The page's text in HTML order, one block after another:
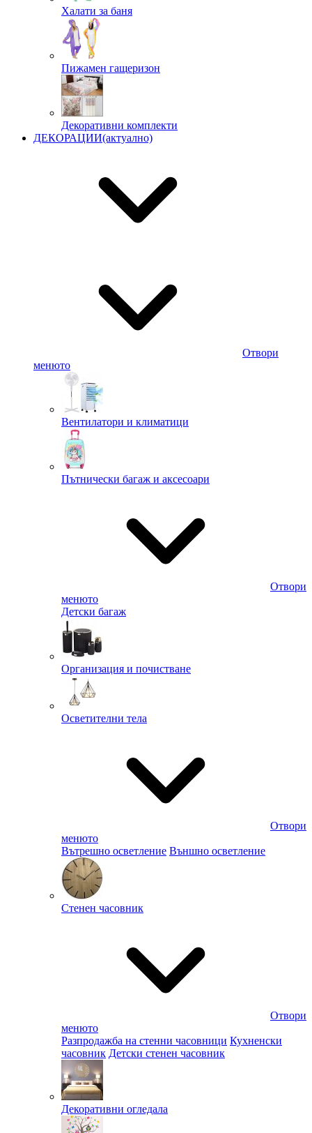
Халати за баня
Пижамен гащеризон
Декоративни комплекти
ДЕКОРАЦИИ(актуално)
Отвори
менюто
Вентилатори и климатици
Пътнически багаж и аксесоари
Отвори
менюто
Детски багаж
Организация и почистване
Осветителни тела
Отвори
менюто
Вътрешно осветление Външно осветление
Стенен часовник
Отвори
менюто
Разпродажба на стенни часовници Кухненски
часовник Детски стенен часовник
Декоративни огледала